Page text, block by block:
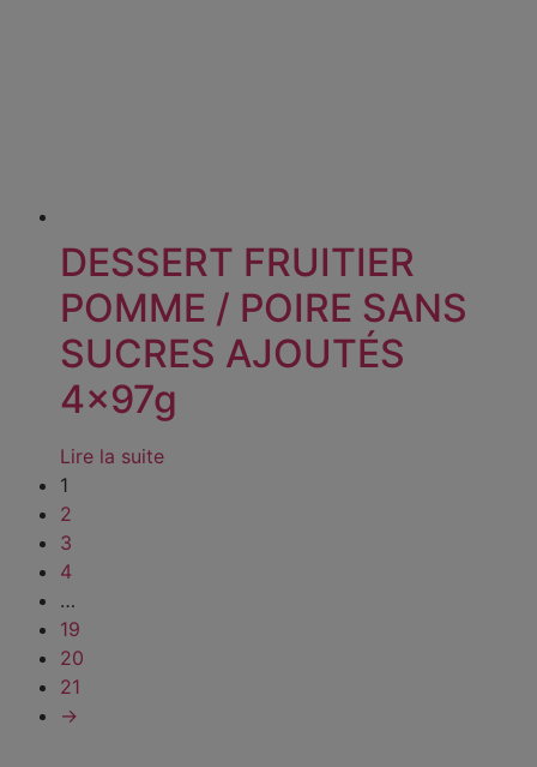
DESSERT FRUITIER
POMME / POIRE SANS
SUCRES AJOUTÉS
4x97g
Lire la suite
1
2
3
4
…
19
20
21
→